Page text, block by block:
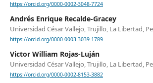
https://orcid.org/0000-0002-3048-7724
Andrés Enrique Recalde-Gracey
Universidad César Vallejo, Trujillo, La Libertad,
https://orcid.org/0000-0003-3039-1789
Victor William Rojas-Luján
Universidad César Vallejo, Trujillo, La Libertad,
https://orcid.org/0000-0002-8153-3882